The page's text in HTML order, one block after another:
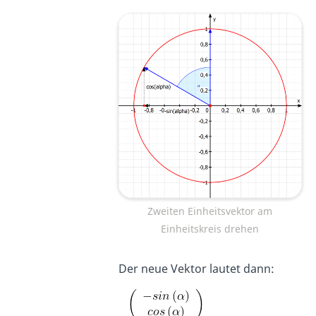
Zweiten Einheitsvektor am
Einheitskreis drehen
Der neue Vektor lautet dann: